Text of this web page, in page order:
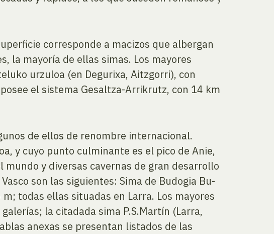
corresponde a macizos que albergan
la mayoría de ellas simas. Los mayores
urzuloa (en Degurixa, Aitzgorri), con
el sistema Gesaltza-Arrikrutz, con 14 km
de ellos de renombre internacional.
y cuyo punto culminante es el pico de Anie,
y diversas cavernas de gran desarrollo
son las siguientes: Sima de Budogia Bu-
todas ellas situadas en Larra. Los mayores
la citadada sima P.S.Martín (Larra,
anexas se presentan listados de las